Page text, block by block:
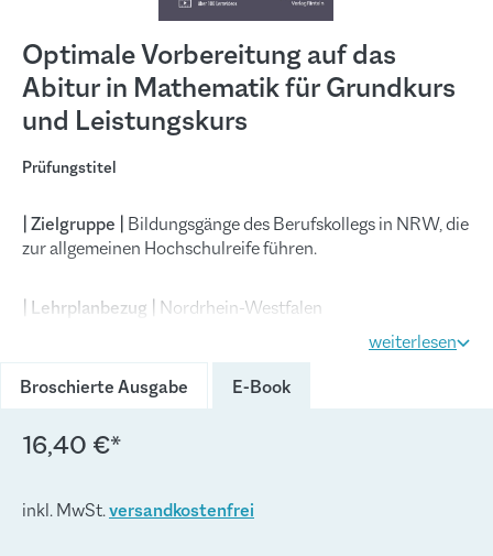
Optimale Vorbereitung auf das
Abitur in Mathematik für Grundkurs
und Leistungskurs
Prüfungstitel
| Zielgruppe |
Bildungsgänge des Berufskollegs in NRW, die
zur allgemeinen Hochschulreife führen.
| Lehrplanbezug | Nordrhein-Westfalen
Schülerinnen und Schüler auf dem Weg zum Abitur. Alle
mithilfe vonverständlichen Stoffzusammenfassungen
selbstständig wiederholt
Buches ist möglich.
weiterlesen
Broschierte Ausgabe
E-Book
16,40 €*
inkl. MwSt.versandkostenfrei